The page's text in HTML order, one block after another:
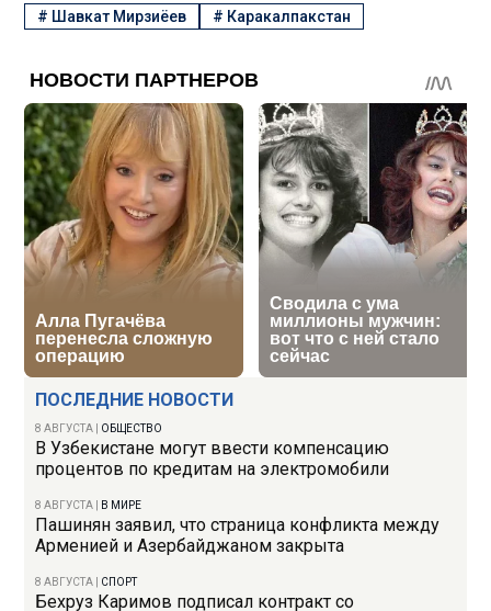
ПОСЛЕДНИЕ НОВОСТИ
8 АВГУСТА ОБЩЕСТВО
В Узбекистане могут ввести компенсацию
процентов по кредитам на электромобили
8 АВГУСТА В МИРЕ
Пашинян заявил, что страница конфликта между
Арменией и Азербайджаном закрыта
8 АВГУСТА СПОРТ
Бехруз Каримов подписал контракт со
# Шавкат Мирзиёев # Каракалпакстан